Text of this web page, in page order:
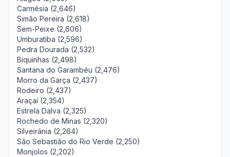
Carmésia (2,646)
Simão Pereira (2,618)
Sem-Peixe (2,606)
Umburatiba (2,596)
Pedra Dourada (2,532)
Biquinhas (2,498)
Santana do Garambéu (2,476)
Morro da Garça (2,437)
Rodeiro (2,437)
Araçaí (2,354)
Estrela Dalva (2,325)
Rochedo de Minas (2,320)
Silveirânia (2,264)
São Sebastião do Rio Verde (2,250)
Monjolos (2,202)